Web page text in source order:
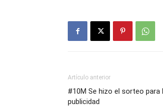
Artículo anterior
#10M Se hizo el sorteo para
publicidad